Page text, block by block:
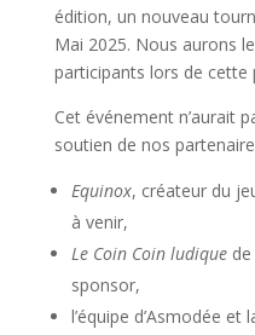
édition, un nouveau
Mai 2025. Nous aurons le
participants lors de cette
Cet événement n’aurait
soutien de nos
Equinox, créateur du
à venir,
Le Coin Coin ludiquede
sponsor,
l’équipe d’Asmodée et